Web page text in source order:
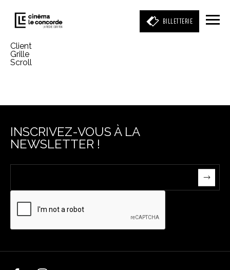
BILLETTERIE
Client
Grille
Scroll
INSCRIVEZ-VOUS À LA
NEWSLETTER !